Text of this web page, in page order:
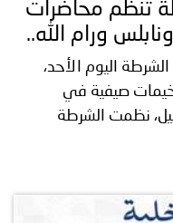
الشرطة تنظم محاضرات
ورام الله..
اليوم الأحد،
صيفية في
نظمت الشرطة